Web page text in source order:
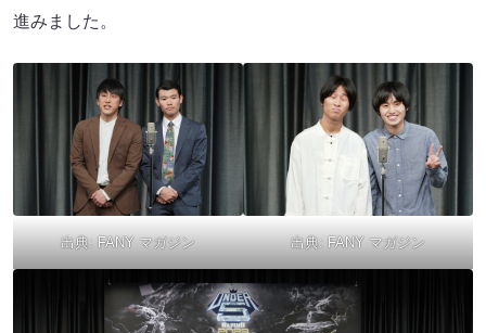
進みました。
出典: FANY マガジン 出典: FANY マガジン